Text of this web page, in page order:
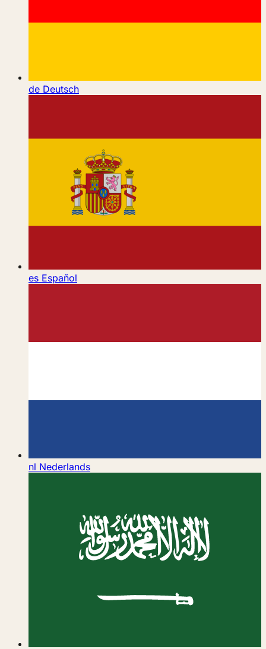
de Deutsch
es Español
nl Nederlands